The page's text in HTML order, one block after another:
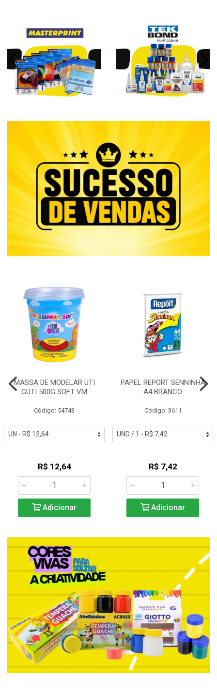
MASSA DE MODELAR UTI
GUTI 500G SOFT VM
Código: 54743
R$ 12,64
Adicionar
PAPEL REPORT SENNINHA
A4 BRANCO
Código: 3611
R$ 7,42
Adicionar